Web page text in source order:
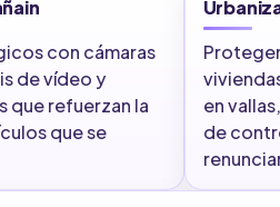
con cámaras
de vídeo y
que refuerzan la
que se
en
de